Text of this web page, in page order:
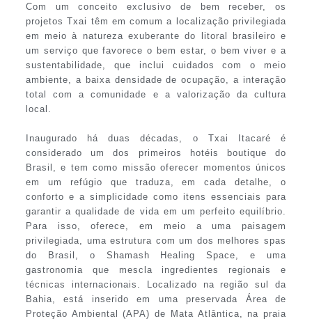
Com um conceito exclusivo de bem receber, os
projetos Txai têm em comum a localização privilegiada
em meio à natureza exuberante do litoral brasileiro e
um serviço que favorece o bem estar, o bem viver e a
sustentabilidade, que inclui cuidados com o meio
ambiente, a baixa densidade de ocupação, a interação
total com a comunidade e a valorização da cultura
local.
Inaugurado há duas décadas, o Txai Itacaré é
considerado um dos primeiros hotéis boutique do
Brasil, e tem como missão oferecer momentos únicos
em um refúgio que traduza, em cada detalhe, o
conforto e a simplicidade como itens essenciais para
garantir a qualidade de vida em um perfeito equilíbrio.
Para isso, oferece, em meio a uma paisagem
privilegiada, uma estrutura com um dos melhores spas
do Brasil, o Shamash Healing Space, e uma
gastronomia que mescla ingredientes regionais e
técnicas internacionais. Localizado na região sul da
Bahia, está inserido em uma preservada Área de
Proteção Ambiental (APA) de Mata Atlântica, na praia